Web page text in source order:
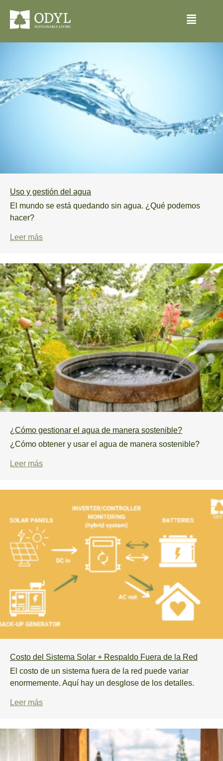
Uso y gestión del agua
El mundo se está quedando sin agua. ¿Qué podemos
hacer?
Leer más
¿Cómo gestionar el agua de manera sostenible?
¿Cómo obtener y usar el agua de manera sostenible?
Leer más
Costo del Sistema Solar + Respaldo Fuera de la Red
El costo de un sistema fuera de la red puede variar
enormemente. Aquí hay un desglose de los detalles.
Leer más